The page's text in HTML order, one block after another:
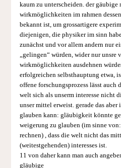
kaum zu unterscheiden. der gäubige
wirkmöglichkeiten im rahmen
bekannt ist, um grossartigere
diejenigen, die physiker im sinn
zunächst und vor allem andern nur
„gelingen“ würden, wider nur unsre
wirkmöglichkeiten ausdehnen
erfolgreichen selbsthauptung etwa,
offene forschungsprozess lässt
welt sich als unserm interesse nicht
unser mittel erweist. gerade das
glauben kann: gläubigkeit könnte
weigerung zu glauben (im sinne
rechnen) , dass die welt nicht das
(weitestgehenden) interesses ist.
11 von daher kann man auch
gläubige